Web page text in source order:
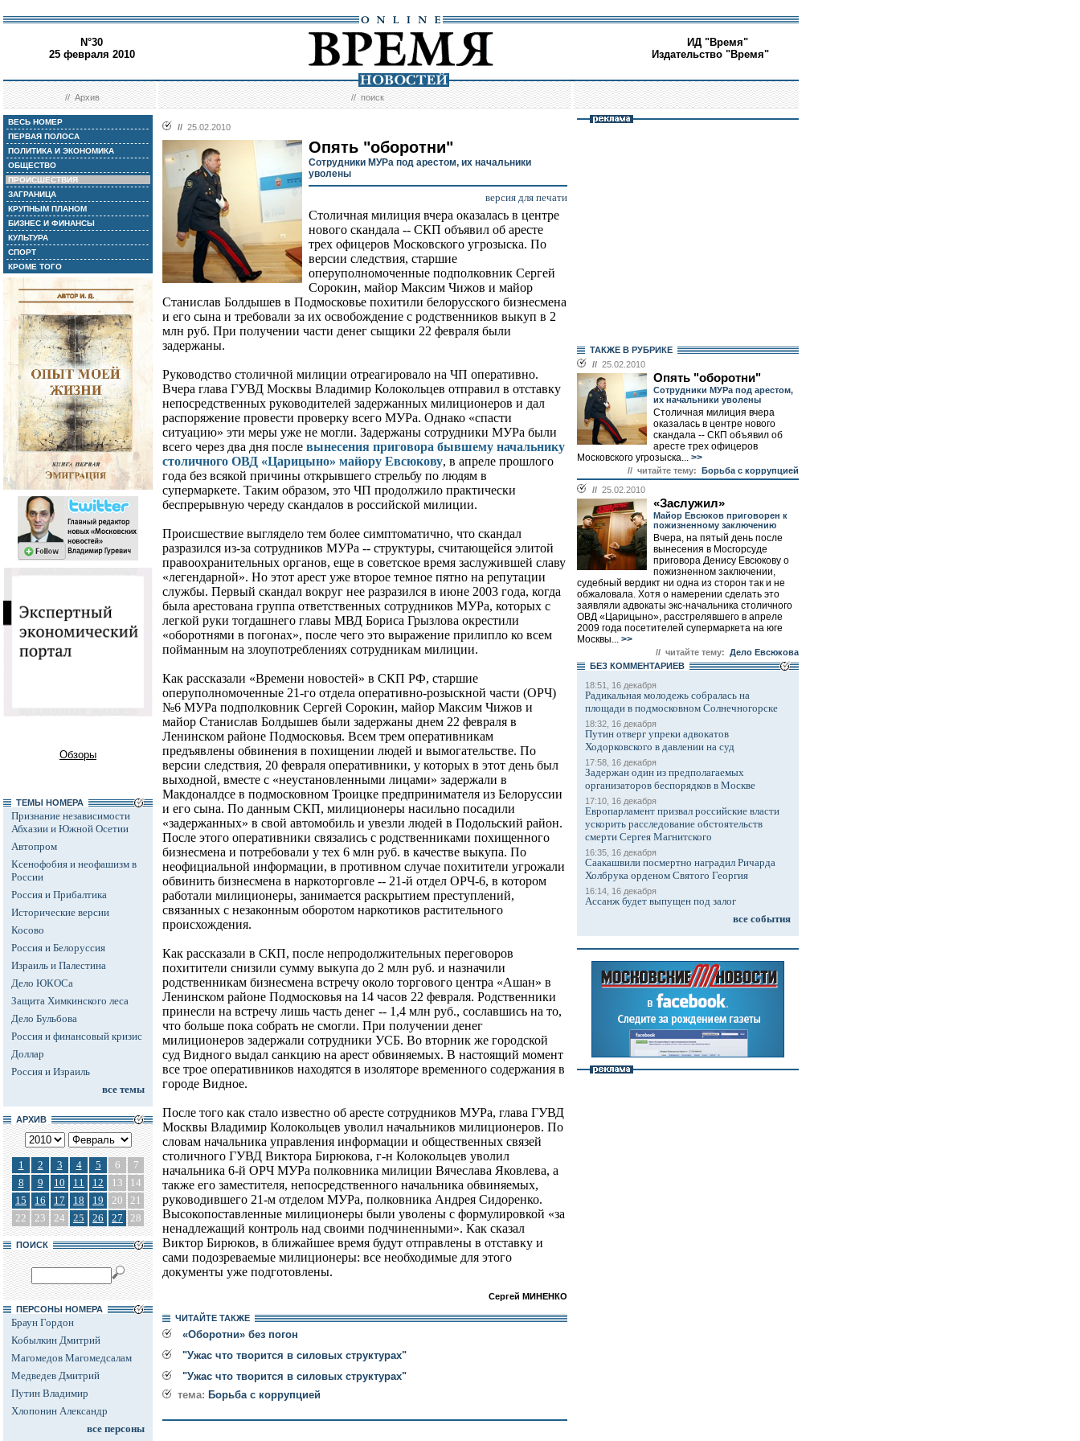
N°30
25 февраля 2010
ИД "Время"
Издательство "Время"
//Архив //поиск
ВЕСЬ НОМЕР
ПЕРВАЯ ПОЛОСА
ПОЛИТИКА И ЭКОНОМИКА
ОБЩЕСТВО
ПРОИСШЕСТВИЯ
ЗАГРАНИЦА
КРУПНЫМ ПЛАНОМ
БИЗНЕС И ФИНАНСЫ
КУЛЬТУРА
СПОРТ
КРОМЕ ТОГО
Обзоры
ТЕМЫ НОМЕРА
Признание независимости
Абхазии и Южной Осетии
Автопром
Ксенофобия и неофашизм в
России
Россия и Прибалтика
Исторические версии
Косово
Россия и Белоруссия
Израиль и Палестина
Дело ЮКОСа
Защита Химкинского леса
Дело Бульбова
Россия и финансовый кризис
Доллар
Россия и Израиль
все темы
АРХИВ
1 2 3 4 5 6
7
8
9 10 11 12 13
14
15
16 17 18 19 20
21
22
23 24 25 26 27 28
ПОИСК
ПЕРСОНЫ НОМЕРА
Браун Гордон
Кобылкин Дмитрий
Магомедов Магомедсалам
Медведев Дмитрий
Путин Владимир
Хлопонин Александр
все персоны
// 25.02.2010
Опять "оборотни"
Сотрудники МУРа под арестом, их начальники
уволены
версия для печати
Столичная милиция вчера оказалась в центре
нового скандала -- СКП объявил об аресте
трех офицеров Московского угрозыска. По
версии следствия, старшие
оперуполномоченные подполковник Сергей
Сорокин, майор Максим Чижов и майор
Станислав Болдышев в Подмосковье похитили белорусского бизнесмена
и его сына и требовали за их освобождение с родственников выкуп в 2
млн руб. При получении части денег сыщики 22 февраля были
задержаны.
Руководство столичной милиции отреагировало на ЧП оперативно.
Вчера глава ГУВД Москвы Владимир Колокольцев отправил в отставку
непосредственных руководителей задержанных милиционеров и дал
распоряжение провести проверку всего МУРа. Однако «спасти
ситуацию» эти меры уже не могли. Задержаны сотрудники МУРа были
всего через два дня после вынесения приговора бывшему начальнику
столичного ОВД «Царицыно» майору Евсюкову, в апреле прошлого
года без всякой причины открывшего стрельбу по людям в
супермаркете. Таким образом, это ЧП продолжило практически
беспрерывную череду скандалов в российской милиции.
Происшествие выглядело тем более симптоматично, что скандал
разразился из-за сотрудников МУРа -- структуры, считающейся элитой
правоохранительных органов, еще в советское время заслужившей славу
«легендарной». Но этот арест уже второе темное пятно на репутации
службы. Первый скандал вокруг нее разразился в июне 2003 года, когда
была арестована группа ответственных сотрудников МУРа, которых с
легкой руки тогдашнего главы МВД Бориса Грызлова окрестили
«оборотнями в погонах», после чего это выражение прилипло ко всем
пойманным на злоупотреблениях сотрудникам милиции.
Как рассказали «Времени новостей» в СКП РФ, старшие
оперуполномоченные 21-го отдела оперативно-розыскной части (ОРЧ)
№6 МУРа подполковник Сергей Сорокин, майор Максим Чижов и
майор Станислав Болдышев были задержаны днем 22 февраля в
Ленинском районе Подмосковья. Всем трем оперативникам
предъявлены обвинения в похищении людей и вымогательстве. По
версии следствия, 20 февраля оперативники, у которых в этот день был
выходной, вместе с «неустановленными лицами» задержали в
Макдоналдсе в подмосковном Троицке предпринимателя из Белоруссии
и его сына. По данным СКП, милиционеры насильно посадили
«задержанных» в свой автомобиль и увезли людей в Подольский район.
После этого оперативники связались с родственниками похищенного
бизнесмена и потребовали у тех 6 млн руб. в качестве выкупа. По
неофициальной информации, в противном случае похитители угрожали
обвинить бизнесмена в наркоторговле -- 21-й отдел ОРЧ-6, в котором
работали милиционеры, занимается раскрытием преступлений,
связанных с незаконным оборотом наркотиков растительного
происхождения.
Как рассказали в СКП, после непродолжительных переговоров
похитители снизили сумму выкупа до 2 млн руб. и назначили
родственникам бизнесмена встречу около торгового центра «Ашан» в
Ленинском районе Подмосковья на 14 часов 22 февраля. Родственники
принесли на встречу лишь часть денег -- 1,4 млн руб., сославшись на то,
что больше пока собрать не смогли. При получении денег
милиционеров задержали сотрудники УСБ. Во вторник же городской
суд Видного выдал санкцию на арест обвиняемых. В настоящий момент
все трое оперативников находятся в изоляторе временного содержания в
городе Видное.
После того как стало известно об аресте сотрудников МУРа, глава ГУВД
Москвы Владимир Колокольцев уволил начальников милиционеров. По
словам начальника управления информации и общественных связей
столичного ГУВД Виктора Бирюкова, г-н Колокольцев уволил
начальника 6-й ОРЧ МУРа полковника милиции Вячеслава Яковлева, а
также его заместителя, непосредственного начальника обвиняемых,
руководившего 21-м отделом МУРа, полковника Андрея Сидоренко.
Высокопоставленные милиционеры были уволены с формулировкой «за
ненадлежащий контроль над своими подчиненными». Как сказал
Виктор Бирюков, в ближайшее время будут отправлены в отставку и
сами подозреваемые милиционеры: все необходимые для этого
документы уже подготовлены.
Сергей МИНЕНКО
ЧИТАЙТЕ ТАКЖЕ
«Оборотни» без погон
"Ужас что творится в силовых структурах"
"Ужас что творится в силовых структурах"
тема: Борьба с коррупцией
ТАКЖЕ В РУБРИКЕ
// 25.02.2010
Опять "оборотни"
Сотрудники МУРа под арестом,
их начальники уволены
Столичная милиция вчера
оказалась в центре нового
скандала -- СКП объявил об
аресте трех офицеров
Московского угрозыска... >>
// читайте тему: Борьба с коррупцией
// 25.02.2010
«Заслужил»
Майор Евсюков приговорен к
пожизненному заключению
Вчера, на пятый день после
вынесения в Мосгорсуде
приговора Денису Евсюкову о
пожизненном заключении,
судебный вердикт ни одна из сторон так и не
обжаловала. Хотя о намерении сделать это
заявляли адвокаты экс-начальника столичного
ОВД «Царицыно», расстрелявшего в апреле
2009 года посетителей супермаркета на юге
Москвы... >>
// читайте тему: Дело Евсюкова
БЕЗ КОМMЕНТАРИЕВ
18:51, 16 декабря
Радикальная молодежь собралась на
площади в подмосковном Солнечногорске
18:32, 16 декабря
Путин отверг упреки адвокатов
Ходорковского в давлении на суд
17:58, 16 декабря
Задержан один из предполагаемых
организаторов беспорядков в Москве
17:10, 16 декабря
Европарламент призвал российские власти
ускорить расследование обстоятельств
смерти Сергея Магнитского
16:35, 16 декабря
Саакашвили посмертно наградил Ричарда
Холбрука орденом Святого Георгия
16:14, 16 декабря
Ассанж будет выпущен под залог
все события